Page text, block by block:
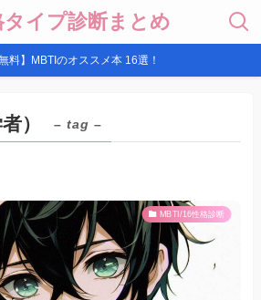
タイプ診断まとめ
料】MBTIのオススメ本 16選！
） – tag –
MBTI/16性格診断